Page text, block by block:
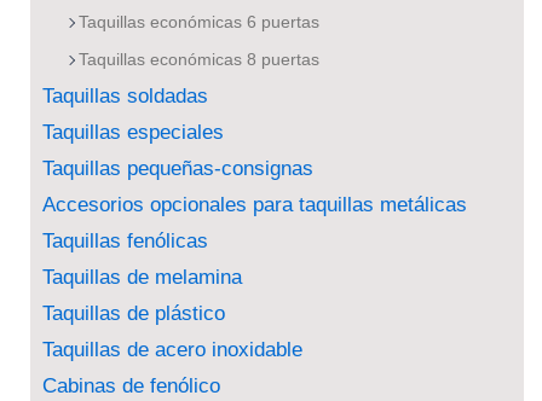
Taquillas económicas 6 puertas
Taquillas económicas 8 puertas
Taquillas soldadas
Taquillas especiales
Taquillas pequeñas-consignas
Accesorios opcionales para taquillas metálicas
Taquillas fenólicas
Taquillas de melamina
Taquillas de plástico
Taquillas de acero inoxidable
Cabinas de fenólico